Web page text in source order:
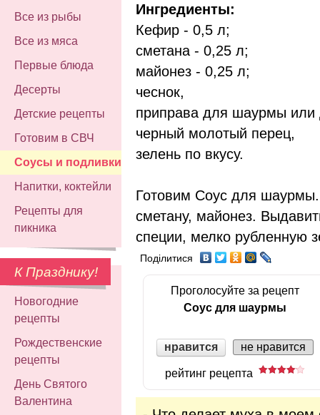
Все из рыбы
Все из мяса
Первые блюда
Десерты
Детские рецепты
Готовим в СВЧ
Соусы и подливки
Напитки, коктейли
Рецепты для
пикника
К Празднику!
Новогодние
рецепты
Рождественские
рецепты
День Святого
Валентина
Ингредиенты:
Кефир - 0,5 л;
сметана - 0,25 л;
майонез - 0,25 л;
чеснок,
приправа для шаурмы или
черный молотый перец,
зелень по вкусу.
Готовим Соус для
сметану, майонез.
специи, мелко рубленную
Поділитися
Проголосуйте за рецепт
Соус для шаурмы
нравится не нравится
рейтинг рецепта